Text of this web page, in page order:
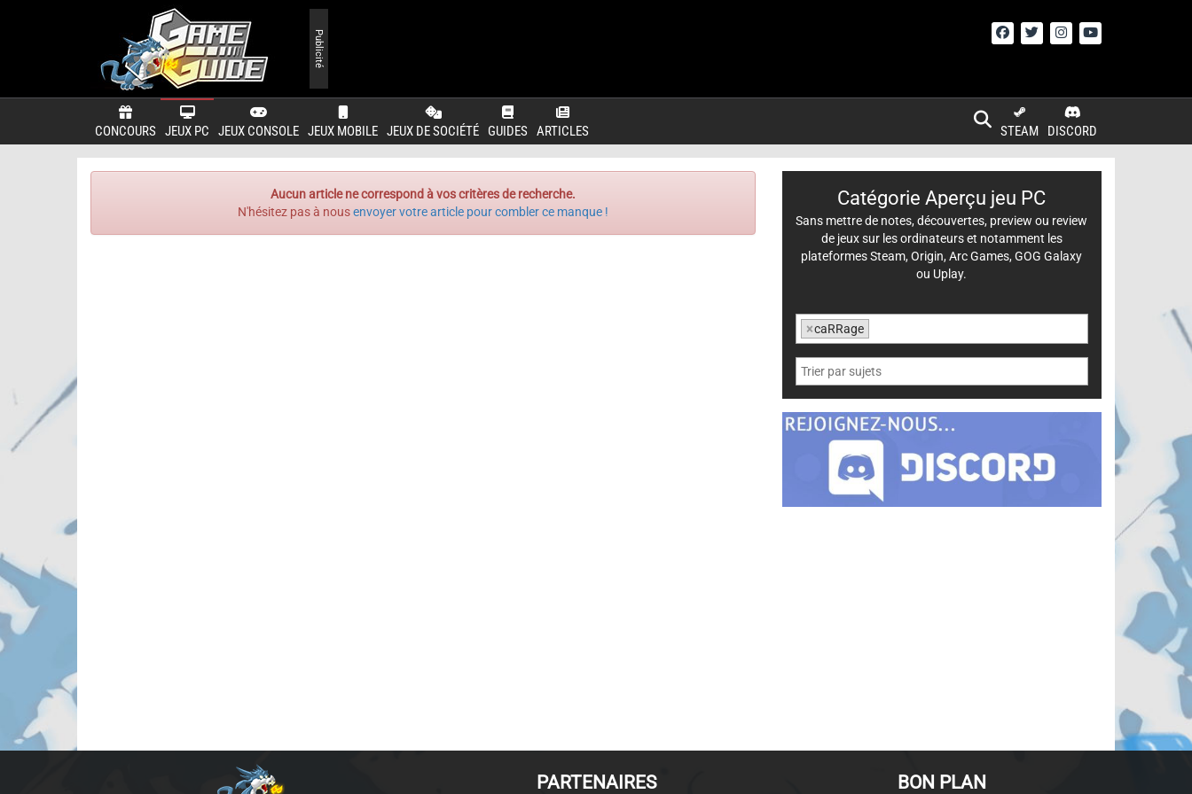
CONCOURS JEUX PC JEUX CONSOLE JEUX MOBILE JEUX DE SOCIÉTÉ GUIDES ARTICLES DISCORD
STEAM
Publicité
Aucun article ne correspond à vos critères de recherche.
N'hésitez pas à nousenvoyer votre article pour combler ce manque !
Catégorie Aperçu jeu PC
Sans mettre de notes, découvertes, preview ou review
de jeux sur les ordinateurs et notamment les
plateformes Steam, Origin, Arc Games, GOG Galaxy
ou Uplay.
×caRRage
PARTENAIRES BON PLAN